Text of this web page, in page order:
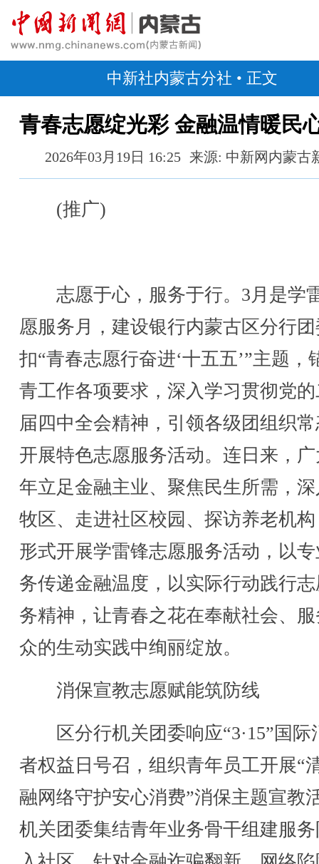
中新社内蒙古分社 • 正文
青春志愿绽光彩 金融温情暖民
2026年03月19日 16:25 来源: 中新网内蒙古
(推广)
志愿于心，服务于行。3月是学
愿服务月，建设银行内蒙古区分行
扣“青春志愿行奋进‘十五五’”主题，
青工作各项要求，深入学习贯彻党
届四中全会精神，引领各级团组织
开展特色志愿服务活动。连日来，
年立足金融主业、聚焦民生所需，
牧区、走进社区校园、探访养老机
形式开展学雷锋志愿服务活动，以
务传递金融温度，以实际行动践行
务精神，让青春之花在奉献社会、
众的生动实践中绚丽绽放。
消保宣教志愿赋能筑防线
区分行机关团委响应“3·15”国际
者权益日号召，组织青年员工开展“
融网络守护安心消费”消保主题宣教
机关团委集结青年业务骨干组建服